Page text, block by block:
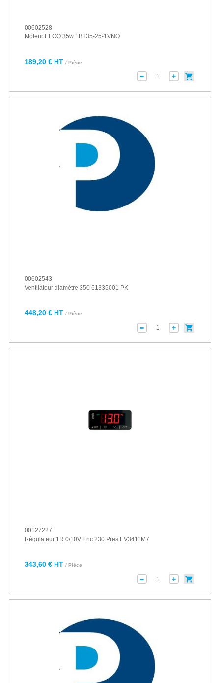
00602528
Moteur ELCO 35w 1BT35-25-1VNO
189,20 € HT / Pièce
00602543
Ventilateur diamètre 350 61335001 PK
448,20 € HT / Pièce
00127227
Régulateur 1R 0/10V Enc 230 Pres EV3411M7
343,60 € HT / Pièce